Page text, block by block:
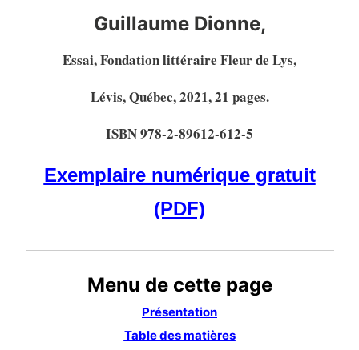
Guillaume Dionne,
Essai, Fondation littéraire Fleur de Lys,
Lévis, Québec, 2021, 21 pages.
ISBN 978-2-89612-612-5
Exemplaire numérique gratuit
(PDF)
Menu de cette page
Présentation
Table des matières